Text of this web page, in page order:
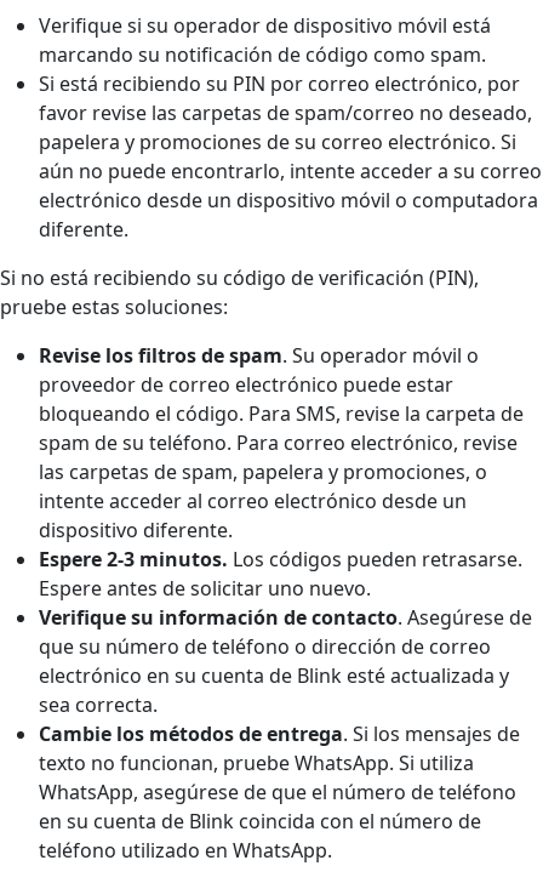
Verifique si su operador de dispositivo móvil está
marcando su notificación de código como spam.
Si está recibiendo su PIN por correo electrónico, por
favor revise las carpetas de spam/correo no deseado,
papelera y promociones de su correo electrónico. Si
aún no puede encontrarlo, intente acceder a su correo
electrónico desde un dispositivo móvil o computadora
diferente.
Si no está recibiendo su código de verificación (PIN),
pruebe estas soluciones:
Revise los filtros de spam. Su operador móvil o
proveedor de correo electrónico puede estar
bloqueando el código. Para SMS, revise la carpeta de
spam de su teléfono. Para correo electrónico, revise
las carpetas de spam, papelera y promociones, o
intente acceder al correo electrónico desde un
dispositivo diferente.
Espere 2-3 minutos. Los códigos pueden retrasarse.
Espere antes de solicitar uno nuevo.
Verifique su información de contacto. Asegúrese de
que su número de teléfono o dirección de correo
electrónico en su cuenta de Blink esté actualizada y
sea correcta.
Cambie los métodos de entrega. Si los mensajes de
texto no funcionan, pruebe WhatsApp. Si utiliza
WhatsApp, asegúrese de que el número de teléfono
en su cuenta de Blink coincida con el número de
teléfono utilizado en WhatsApp.